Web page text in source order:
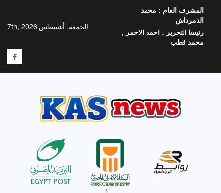
المحتوى
الجمعة. أغسطس 7th, 2026
المشرف العام : محمد
الدمرداش
رئيسا التحرير : احمد الاحمر ,
محمد قطب
F